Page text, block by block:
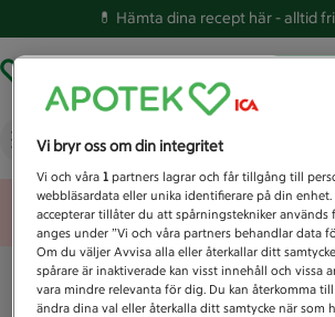
💊 Hämta dina recept här -alltid
Vad letar du efter idag?
Unknown error
Vi bryr oss om din integritet
Vi och våra1 partners lagrar och får tillgång till
webbläsardata eller unika identifierare på din
accepterar tillåter du att spårningstekniker används
anges under ”Vi och våra partners behandlar data
Om du väljer Avvisa alla eller återkallar ditt
spårare är inaktiverade kan visst innehåll och vissa
vara mindre relevanta för dig. Du kan återkomma
ändra dina val eller återkalla ditt samtycke när som